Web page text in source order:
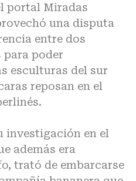
portal Miradas
una disputa
entre dos
para poder
esculturas del sur
reposan en el
investigación en el
además era
trató de embarcarse